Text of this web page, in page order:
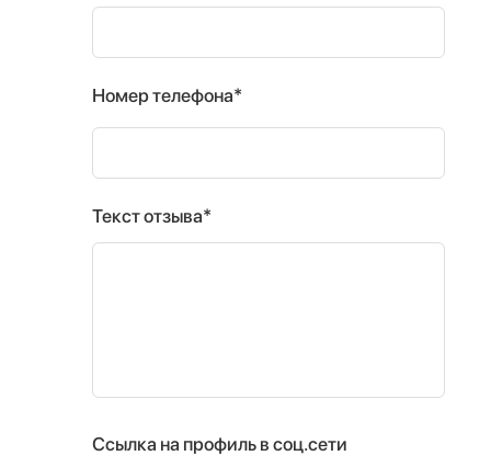
Номер телефона*
Текст отзыва*
Ссылка на профиль в соц.сети